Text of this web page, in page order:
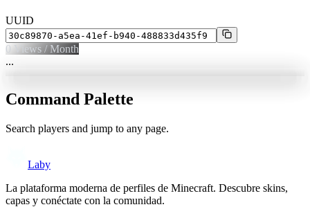
UUID
0 Views / Month
...
Command Palette
Search players and jump to any page.
Laby
La plataforma moderna de perfiles de Minecraft. Descubre skins,
capas y conéctate con la comunidad.